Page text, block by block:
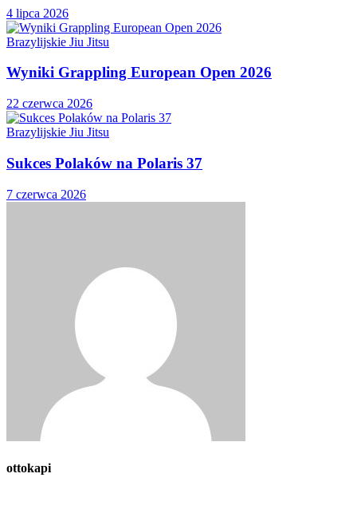
4 lipca 2026
Brazylijskie Jiu Jitsu
Wyniki Grappling European Open 2026
22 czerwca 2026
Brazylijskie Jiu Jitsu
Sukces Polaków na Polaris 37
7 czerwca 2026
ottokapi